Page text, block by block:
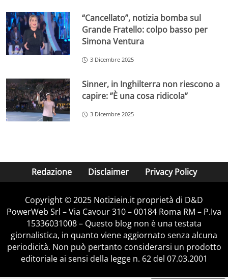
“Cancellato”, notizia bomba sul
Grande Fratello: colpo basso per
Simona Ventura
3 Dicembre 2025
Sinner, in Inghilterra non riescono a
capire: ”È una cosa ridicola”
3 Dicembre 2025
Redazione Disclaimer Privacy Policy
Copyright © 2025 Notiziein.it proprietà di D&D
PowerWeb Srl – Via Cavour 310 – 00184 Roma RM – P.Iva
15336031008 – Questo blog non è una testata
giornalistica, in quanto viene aggiornato senza alcuna
periodicità. Non può pertanto considerarsi un prodotto
editoriale ai sensi della legge n. 62 del 07.03.2001